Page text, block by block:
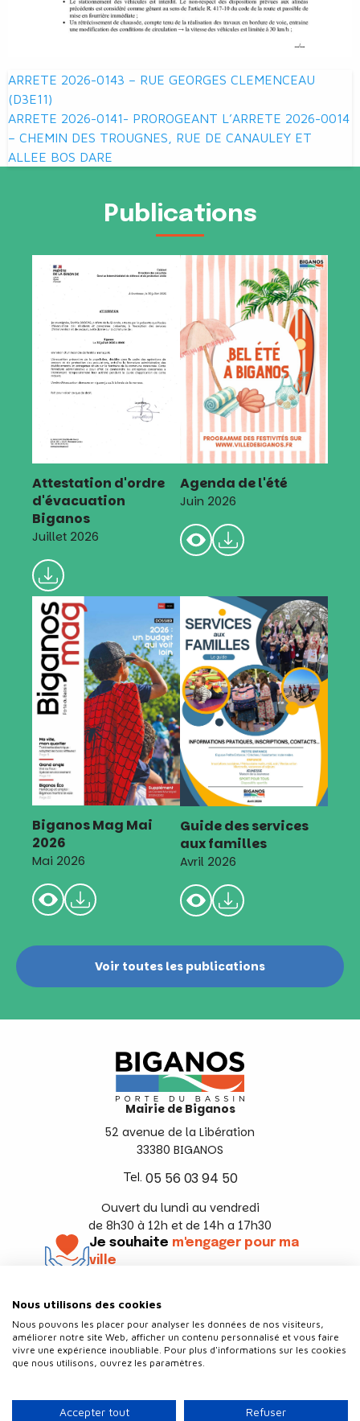
Navigation
de
l’article
ARRETE 2026-0143 – RUE GEORGES CLEMENCEAU
(D3E11)
ARRETE 2026-0141- PROROGEANT L’ARRETE 2026-0014
– CHEMIN DES TROUGNES, RUE DE CANAULEY ET
ALLEE BOS DARE
Publications
Attestation d'ordre
d'évacuation
Biganos
Juillet 2026
Agenda de l'été
Juin 2026
Biganos Mag Mai
2026
Mai 2026
Guide des services
aux familles
Avril 2026
Voir toutes les publications
Mairie de Biganos
52 avenue de la Libération
33380 BIGANOS
Tel. 05 56 03 94 50
Ouvert du lundi au vendredi
de 8h30 à 12h et de 14h a 17h30
Je souhaite m'engager pour ma
ville
Suivez-nous
Politique de confidentialité
Nous utilisons des cookies
Nous pouvons les placer pour analyser les données de nos visiteurs,
améliorer notre site Web, afficher un contenu personnalisé et vous faire
vivre une expérience inoubliable. Pour plus d'informations sur les cookies
que nous utilisons, ouvrez les paramètres.
Accepter tout Refuser